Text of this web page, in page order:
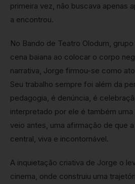
primeira vez, não buscava apenas
a encontrou.
No Bando de Teatro Olodum,
cena baiana ao colocar o corpo
narrativa, Jorge firmou-se como
Seu trabalho sempre foi além da
pedagogia, é denúncia, é
interpretado por ele é também
veio antes, uma afirmação de que
central, viva e incontornável.
A inquietação criativa de Jorge o
cinema, onde construiu uma